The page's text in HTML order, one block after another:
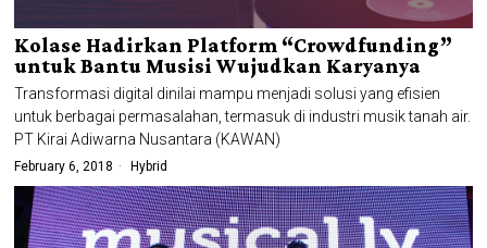
Kolase Hadirkan Platform “Crowdfunding”
untuk Bantu Musisi Wujudkan Karyanya
Transformasi digital dinilai mampu menjadi solusi yang efisien
untuk berbagai permasalahan, termasuk di industri musik tanah air.
PT Kirai Adiwarna Nusantara (KAWAN)
February 6, 2018 Hybrid